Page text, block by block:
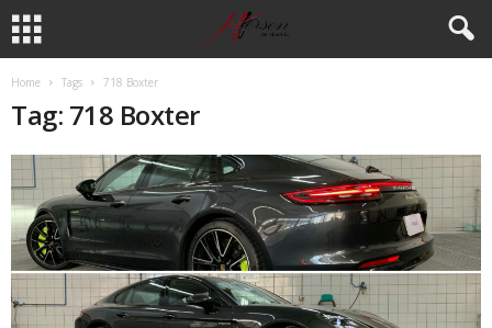
Home Tags 718 Boxter
Tag: 718 Boxter